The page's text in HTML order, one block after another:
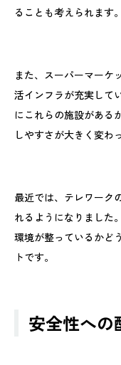
ることも考えられます。
また、スーパーマーケ
活インフラが充実して
にこれらの施設がある
しやすさが大きく変わ
最近では、テレワーク
れるようになりました
環境が整っているかど
トです。
安全性への